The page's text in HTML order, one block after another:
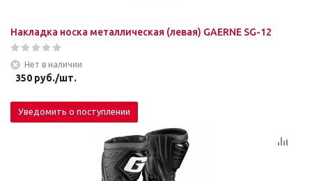
Накладка носка металлическая (левая) GAERNE SG-12
Нет в наличии
350 руб./шт.
Уведомить о поступлении